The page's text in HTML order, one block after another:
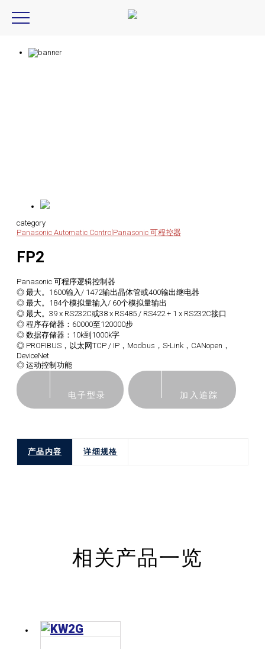
category
Panasonic Automatic Control Panasonic 可程控器
FP2
Panasonic 可程序逻辑控制器
◎ 最大。1600输入/ 1472输出晶体管或400输出继电器
◎ 最大。184个模拟量输入/ 60个模拟量输出
◎ 最大。39 x RS232C或38 x RS485 / RS422 + 1 x RS232C接口
◎ 程序存储器：60000至120000步
◎ 数据存储器：10k到1000k字
◎ PROFIBUS，以太网TCP / IP，Modbus，S-Link，CANopen，
DeviceNet
◎ 运动控制功能
电子型录 加入追踪
产品内容 详细规格
相关产品一览